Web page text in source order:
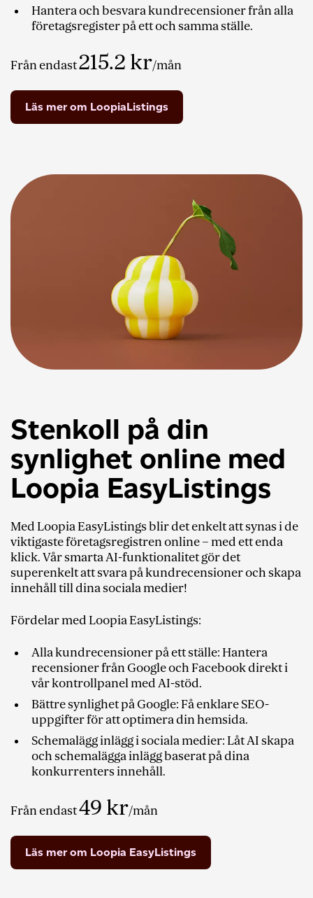
Hantera och besvara kundrecensioner från alla
företagsregister på ett och samma ställe.
Från endast215.2 kr/mån
Läs mer om LoopiaListings
Stenkoll på din
synlighet online med
Loopia EasyListings
Med Loopia EasyListings blir det enkelt att synas i de
viktigaste företagsregistren online – med ett enda
klick. Vår smarta AI-funktionalitet gör det
superenkelt att svara på kundrecensioner och skapa
innehåll till dina sociala medier!
Fördelar med Loopia EasyListings:
Alla kundrecensioner på ett ställe: Hantera
recensioner från Google och Facebook direkt i
vår kontrollpanel med AI-stöd.
Bättre synlighet på Google: Få enklare SEO-
uppgifter för att optimera din hemsida.
Schemalägg inlägg i sociala medier: Låt AI skapa
och schemalägga inlägg baserat på dina
konkurrenters innehåll.
Från endast49 kr/mån
Läs mer om Loopia EasyListings